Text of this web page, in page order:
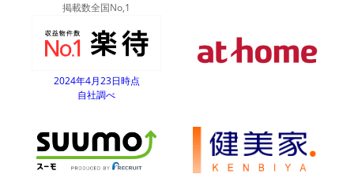
掲載数全国No,1
2024年4月23日時点
自社調べ